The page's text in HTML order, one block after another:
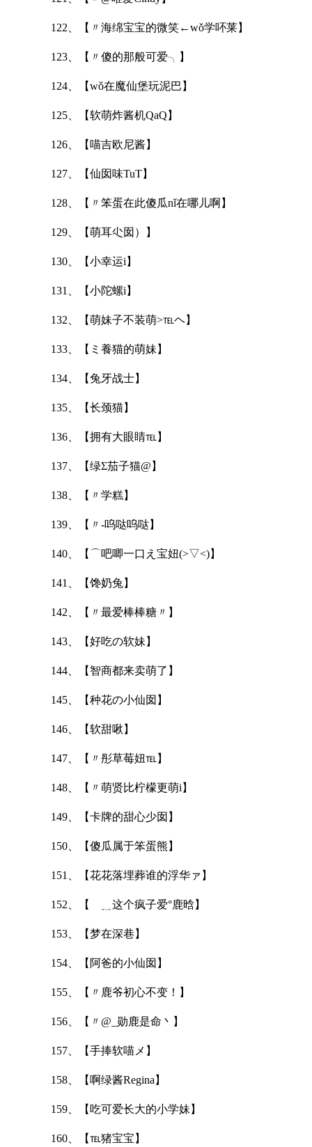
122、【〃海绵宝宝的微笑←wǒ学吥莱】
123、【〃傻的那般可爱╮】
124、【wǒ在魔仙堡玩泥巴】
125、【软萌炸酱机QaQ】
126、【喵吉欧尼酱】
127、【仙囡味TuT】
128、【〃笨蛋在此傻瓜nǐ在哪儿啊】
129、【萌耳尐囡）】
130、【小幸运i】
131、【小陀螺i】
132、【萌妹子不装萌>℡ヘ】
133、【ミ養猫的萌妹】
134、【兔牙战士】
135、【长颈猫】
136、【拥有大眼睛℡】
137、【绿Σ茄子猫@】
138、【〃学糕】
139、【〃-呜哒呜哒】
140、【⌒吧唧一口え宝妞(>▽<)】
141、【馋奶兔】
142、【〃最爱棒棒糖〃】
143、【好吃の软妹】
144、【智商都来卖萌了】
145、【种花の小仙囡】
146、【软甜啾】
147、【〃彤草莓妞℡】
148、【〃萌贤比柠檬更萌i】
149、【卡牌的甜心少囡】
150、【傻瓜属于笨蛋熊】
151、【花花落埋葬谁的浮华ァ】
152、【ゞ﹎这个疯子爱°鹿晗】
153、【梦在深巷】
154、【阿爸的小仙囡】
155、【〃鹿爷初心不变！】
156、【〃@_勋鹿是命丶】
157、【手捧软喵メ】
158、【啊绿酱Regina】
159、【吃可爱长大的小学妹】
160、【℡猪宝宝】